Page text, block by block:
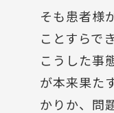
そも患者様
ことすらで
こうした事
が本来果た
かりか、問